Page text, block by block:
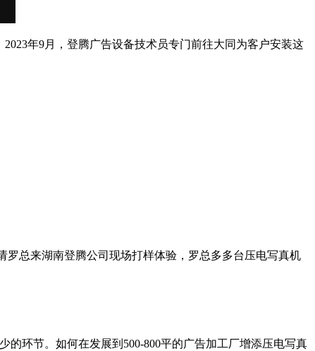
2023年9月，登腾广告设备技术员专门前往大同为客户安装这
罗总来湖南登腾公司现场打样体验，罗总多多台压电写真机
环节。如何在发展到500-800平的广告加工厂增添压电写真